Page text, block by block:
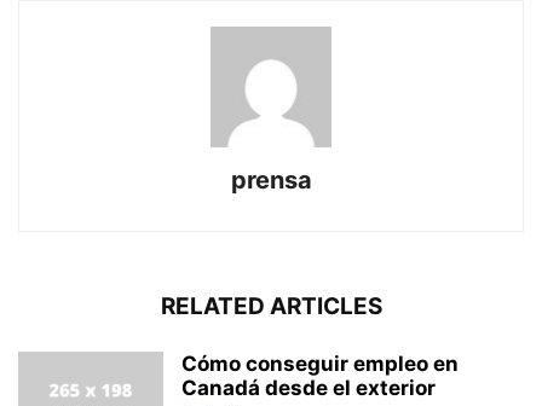
prensa
RELATED ARTICLES
Cómo conseguir empleo en
Canadá desde el exterior